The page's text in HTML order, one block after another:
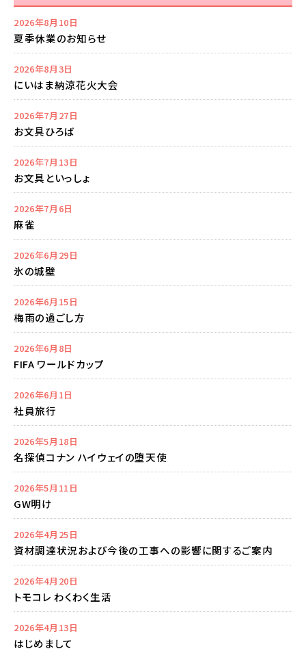
2026年8月10日
夏季休業のお知らせ
2026年8月3日
にいはま納涼花火大会
2026年7月27日
お文具ひろば
2026年7月13日
お文具といっしょ
2026年7月6日
麻雀
2026年6月29日
氷の城壁
2026年6月15日
梅雨の過ごし方
2026年6月8日
FIFA ワールドカップ
2026年6月1日
社員旅行
2026年5月18日
名探偵コナン ハイウェイの堕天使
2026年5月11日
GW明け
2026年4月25日
資材調達状況および今後の工事への影響に関するご案内
2026年4月20日
トモコレ わくわく生活
2026年4月13日
はじめまして